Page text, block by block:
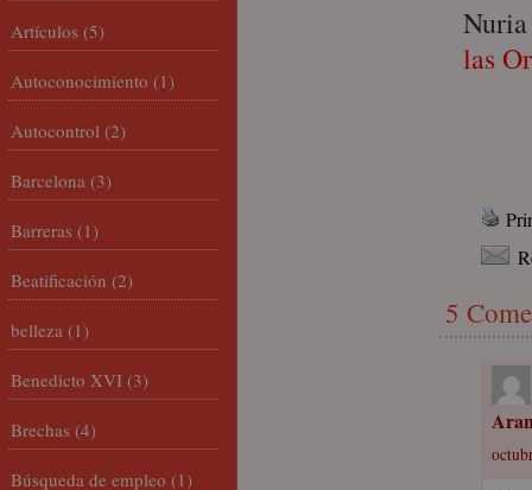
las
5
Artículos (5)
Autoconocimiento (1)
Autocontrol (2)
Barcelona (3)
Barreras (1)
Beatificación (2)
belleza (1)
Benedicto XVI (3)
Brechas (4)
Búsqueda de empleo (1)